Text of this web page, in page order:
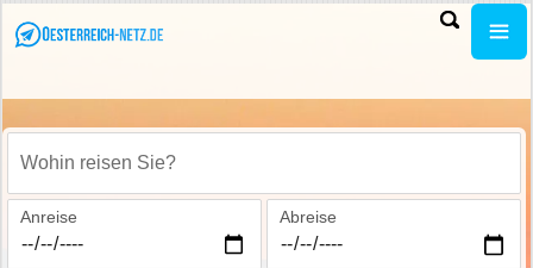
Wohin reisen Sie?
Anreise Abreise